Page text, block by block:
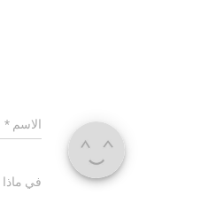
الاسم *
في